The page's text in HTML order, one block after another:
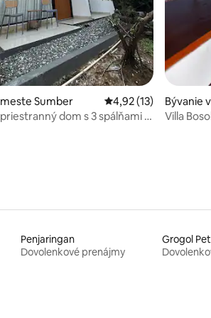
Sumber Priemerné
4,92 (13)
dom s 3 spálňami v
Bývanie
Tarogong
Villa
Penjaringan
Dovolenkové prenájmy
Grogol